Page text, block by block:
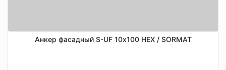
Анкер фасадный S-UF 10х100 HEX / SORMAT